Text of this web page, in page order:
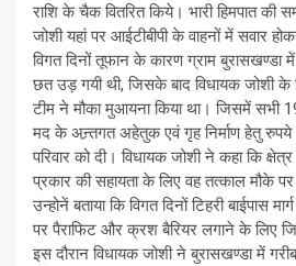
राशि के चैक वितरित किये। भारी हिमपात की
जोशी यहां पर आईटीबीपी के वाहनों में सवार
विगत दिनों तूफान के कारण ग्राम बुरासखण्डा
छत उड़ गयी थी, जिसके बाद विधायक जोशी के
टीम ने मौका मुआयना किया था। जिसमें सभी
मद के अन्र्तगत अहेतुक एवं गृह निर्माण हेतु
परिवार को दी। विधायक जोशी ने कहा कि
प्रकार की सहायता के लिए वह तत्काल मौके
उन्होनें बताया कि विगत दिनों टिहरी बाईपास
पर पैराफिट और क्रश बैरियर लगाने के लिए
इस दौरान विधायक जोशी ने बुरासखण्डा में